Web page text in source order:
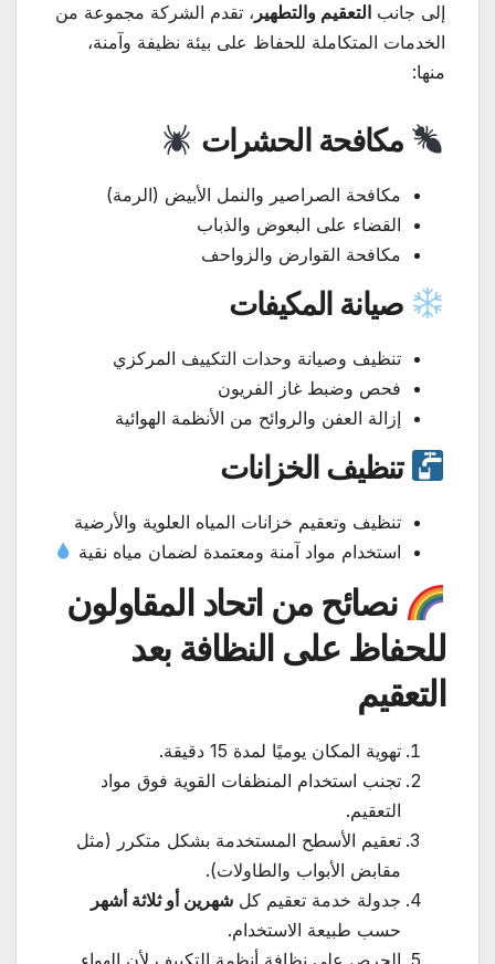
إلى جانب التعقيم والتطهير ، تقدم الشركة مجموعة من
الخدمات المتكاملة للحفاظ على بيئة نظيفة وآمنة،
منها:
مكافحة الحشرات
مكافحة الصراصير والنمل الأبيض (الرمة)
القضاء على البعوض والذباب
مكافحة القوارض والزواحف
صيانة المكيفات
تنظيف وصيانة وحدات التكييف المركزي
فحص وضبط غاز الفريون
إزالة العفن والروائح من الأنظمة الهوائية
تنظيف الخزانات
تنظيف وتعقيم خزانات المياه العلوية والأرضية
استخدام مواد آمنة ومعتمدة لضمان مياه نقية
نصائح من اتحاد المقاولون
للحفاظ على النظافة بعد
التعقيم
تهوية المكان يوميًا لمدة 15 دقيقة.
تجنب استخدام المنظفات القوية فوق مواد
التعقيم.
تعقيم الأسطح المستخدمة بشكل متكرر (مثل
مقابض الأبواب والطاولات).
جدولة خدمة تعقيم كل شهرين أو ثلاثة أشهر
حسب طبيعة الاستخدام.